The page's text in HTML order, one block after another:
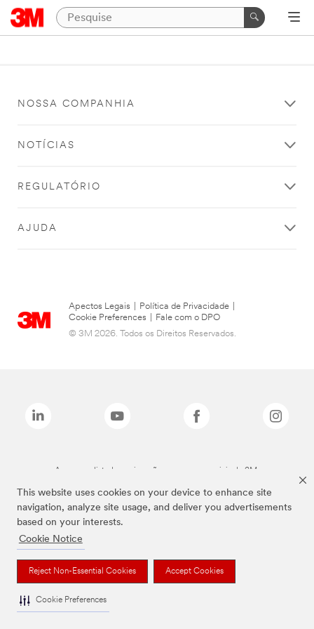
This website uses cookies on your device to enhance site
navigation, analyze site usage, and deliver you advertisements
based on your interests.
Cookie Notice
Reject Non-Essential Cookies Accept Cookies
Cookie Preferences
NOSSA COMPANHIA
NOTÍCIAS
REGULATÓRIO
AJUDA
Apectos Legais Política de Privacidade
Cookie Preferences
Fale com o DPO
© 3M 2026. Todos os Direitos Reservados.
As marcas listadas a cima são marcas comerciais da 3M.